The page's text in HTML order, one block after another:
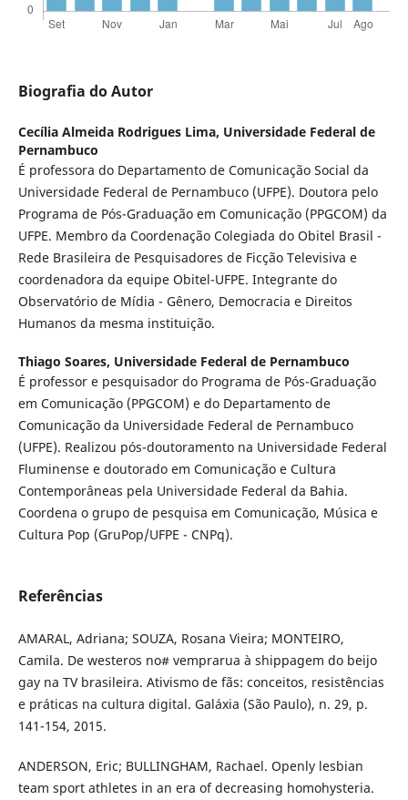
Biografia do Autor
Cecília Almeida Rodrigues Lima, Universidade Federal de
Pernambuco
É professora do Departamento de Comunicação Social da
Universidade Federal de Pernambuco (UFPE). Doutora pelo
Programa de Pós-Graduação em Comunicação (PPGCOM) da
UFPE. Membro da Coordenação Colegiada do Obitel Brasil -
Rede Brasileira de Pesquisadores de Ficção Televisiva e
coordenadora da equipe Obitel-UFPE. Integrante do
Observatório de Mídia - Gênero, Democracia e Direitos
Humanos da mesma instituição.
Thiago Soares, Universidade Federal de Pernambuco
É professor e pesquisador do Programa de Pós-Graduação
em Comunicação (PPGCOM) e do Departamento de
Comunicação da Universidade Federal de Pernambuco
(UFPE). Realizou pós-doutoramento na Universidade Federal
Fluminense e doutorado em Comunicação e Cultura
Contemporâneas pela Universidade Federal da Bahia.
Coordena o grupo de pesquisa em Comunicação, Música e
Cultura Pop (GruPop/UFPE - CNPq).
Referências
AMARAL, Adriana; SOUZA, Rosana Vieira; MONTEIRO,
Camila. De westeros no# vemprarua à shippagem do beijo
gay na TV brasileira. Ativismo de fãs: conceitos, resistências
e práticas na cultura digital. Galáxia (São Paulo), n. 29, p.
141-154, 2015.
ANDERSON, Eric; BULLINGHAM, Rachael. Openly lesbian
team sport athletes in an era of decreasing homohysteria.